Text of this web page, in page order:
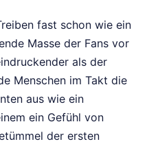
fast schon wie ein
Masse der Fans vor
als der
Menschen im Takt die
aus wie ein
ein Gefühl von
der ersten